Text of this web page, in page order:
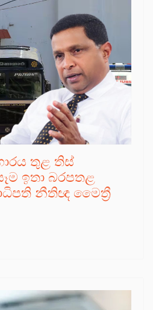
තුළ තිස්
ඉතා බරපතළ
නීතිඥ මෛත්‍රී